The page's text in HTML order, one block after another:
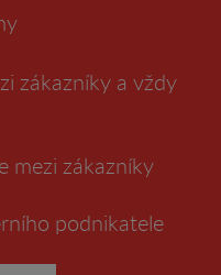
zákazníky a vždy
mezi zákazníky
podnikatele